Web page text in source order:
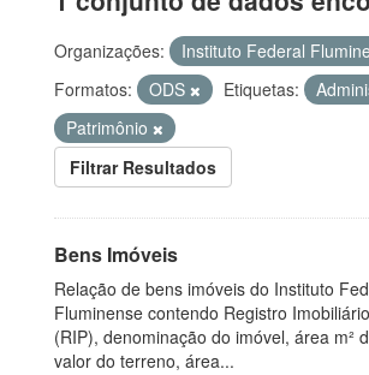
Organizações:
Instituto Federal
Formatos:
ODS Etiquetas:
Patrimônio
Filtrar Resultados
Bens Imóveis
Relação de bens imóveis do Instituto
Fluminense contendo Registro
(RIP), denominação do imóvel, área m²
valor do terreno, área...